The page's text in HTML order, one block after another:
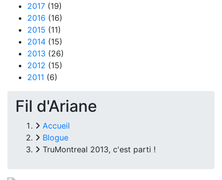
2017 (19)
2016 (16)
2015 (11)
2014 (15)
2013 (26)
2012 (15)
2011 (6)
Fil d'Ariane
Accueil
Blogue
TruMontreal 2013, c'est parti !